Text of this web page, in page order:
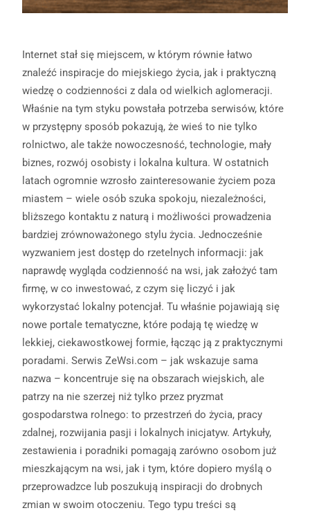
Internet stał się miejscem, w którym równie łatwo
znaleźć inspiracje do miejskiego życia, jak i praktyczną
wiedzę o codzienności z dala od wielkich aglomeracji.
Właśnie na tym styku powstała potrzeba serwisów, które
w przystępny sposób pokazują, że wieś to nie tylko
rolnictwo, ale także nowoczesność, technologie, mały
biznes, rozwój osobisty i lokalna kultura. W ostatnich
latach ogromnie wzrosło zainteresowanie życiem poza
miastem – wiele osób szuka spokoju, niezależności,
bliższego kontaktu z naturą i możliwości prowadzenia
bardziej zrównoważonego stylu życia. Jednocześnie
wyzwaniem jest dostęp do rzetelnych informacji: jak
naprawdę wygląda codzienność na wsi, jak założyć tam
firmę, w co inwestować, z czym się liczyć i jak
wykorzystać lokalny potencjał. Tu właśnie pojawiają się
nowe portale tematyczne, które podają tę wiedzę w
lekkiej, ciekawostkowej formie, łącząc ją z praktycznymi
poradami. Serwis ZeWsi.com – jak wskazuje sama
nazwa – koncentruje się na obszarach wiejskich, ale
patrzy na nie szerzej niż tylko przez pryzmat
gospodarstwa rolnego: to przestrzeń do życia, pracy
zdalnej, rozwijania pasji i lokalnych inicjatyw. Artykuły,
zestawienia i poradniki pomagają zarówno osobom już
mieszkającym na wsi, jak i tym, które dopiero myślą o
przeprowadzce lub poszukują inspiracji do drobnych
zmian w swoim otoczeniu. Tego typu treści są